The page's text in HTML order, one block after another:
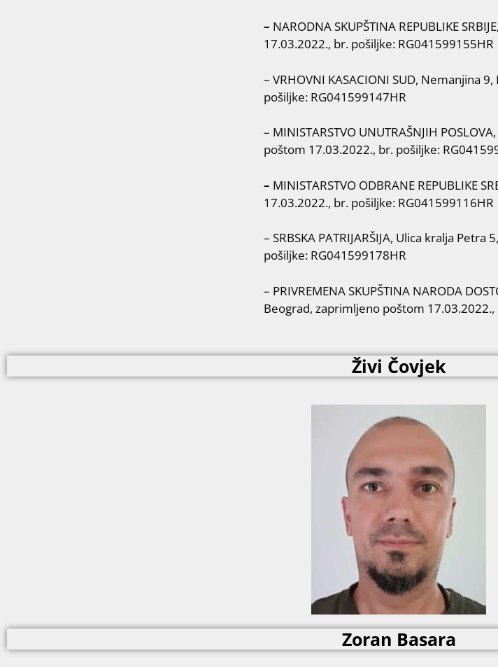
– NARODNA SKUPŠTINA REPUBLIKE
17.03.2022., br. pošiljke: RG041599155HR
– VRHOVNI KASACIONI SUD, Nemanjina
pošiljke: RG041599147HR
– MINISTARSTVO UNUTRAŠNJIH
poštom 17.03.2022., br. pošiljke:
– MINISTARSTVO ODBRANE REPUBLIKE
17.03.2022., br. pošiljke: RG041599116HR
– SRBSKA PATRIJARŠIJA, Ulica kralja
pošiljke: RG041599178HR
– PRIVREMENA SKUPŠTINA NARODA
Beograd, zaprimljeno poštom
Živi Čovjek
Zoran Basara